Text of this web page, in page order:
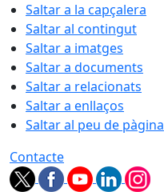
Saltar a la capçalera
Saltar al contingut
Saltar a imatges
Saltar a documents
Saltar a relacionats
Saltar a enllaços
Saltar al peu de pàgina
Contacte